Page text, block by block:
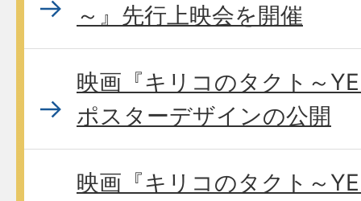
～』先行上映会を開催
映画『キリコのタクト～
ポスターデザインの公開
映画『キリコのタクト～